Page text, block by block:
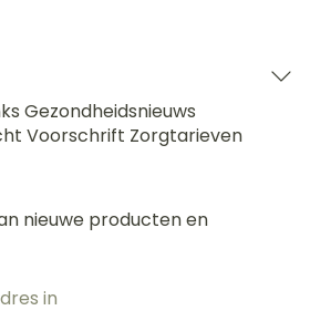
Gezondheidsnieuws
Voorschrift Zorgtarieven
nieuwe producten en